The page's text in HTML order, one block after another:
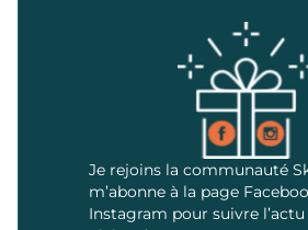
Je rejoins la communauté
m’abonne à la page
Instagram pour suivre